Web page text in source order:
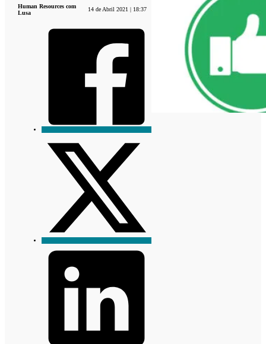
Human Resources com
Lusa
14 de Abril 2021 | 18:37